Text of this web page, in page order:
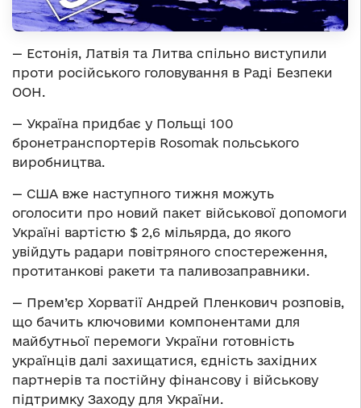
— Естонія, Латвія та Литва спільно виступили
проти російського головування в Раді Безпеки
ООН.
— Україна придбає у Польщі 100
бронетранспортерів Rosomak польського
виробництва.
— США вже наступного тижня можуть
оголосити про новий пакет військової допомоги
Україні вартістю $ 2,6 мільярда, до якого
увійдуть радари повітряного спостереження,
протитанкові ракети та паливозаправники.
— Прем’єр Хорватії Андрей Пленкович розповів,
що бачить ключовими компонентами для
майбутньої перемоги України готовність
українців далі захищатися, єдність західних
партнерів та постійну фінансову і військову
підтримку Заходу для України.